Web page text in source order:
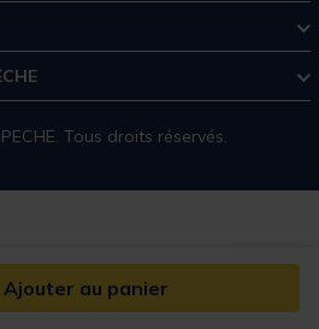
Ajouter au panier
Tous droits réservés.